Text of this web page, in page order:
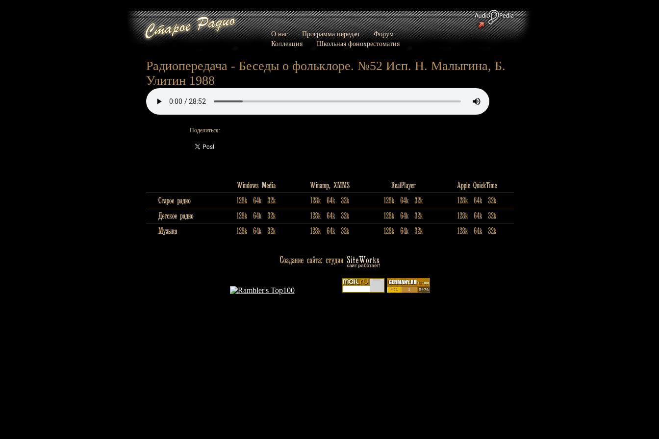
О нас Программа передач
Форум
Коллекция
Школьная фонохрестоматия
Радиопередача - Беседы о фольклоре. №52 Исп. Н. Малыгина, Б.
Улитин 1988
Поделиться: